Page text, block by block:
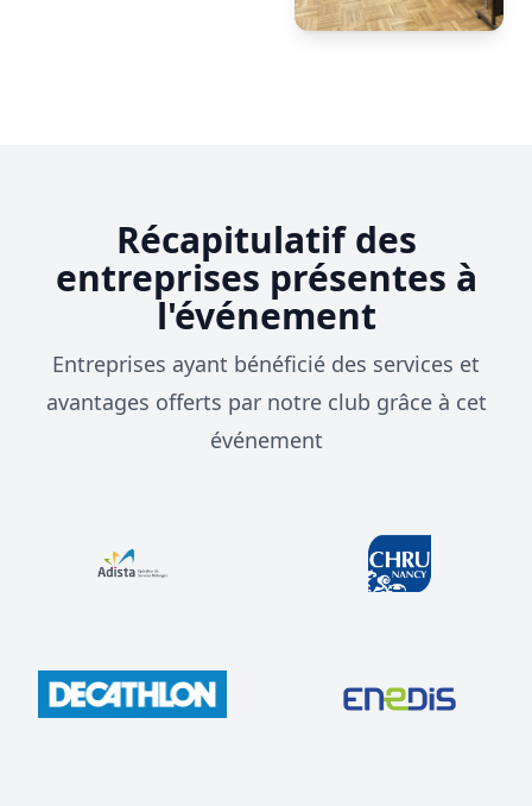
Récapitulatif des
entreprises présentes à
l'événement
Entreprises ayant bénéficié des services et
avantages offerts par notre club grâce à cet
événement